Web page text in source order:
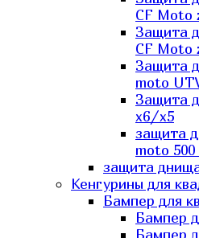
CF Moto
Защита
CF Moto
Защита
moto
Защита
x6/x5
защита
moto
защита
Кенгурины для
Бампер для
Бампер
Бампер